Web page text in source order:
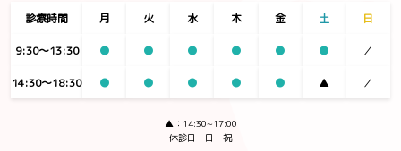
診療時間 月 火 水 木 金 土 日
9:30〜13:30 ● ● ● ● ● ● ／
14:30〜18:30 ● ● ● ● ● ▲ ／
▲：14:30~17:00
休診日：日・祝